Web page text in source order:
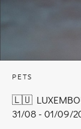
PETS
🇱🇺
31/08 - 01/09/